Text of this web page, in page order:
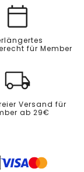
für Member
Versand für
ab 29€